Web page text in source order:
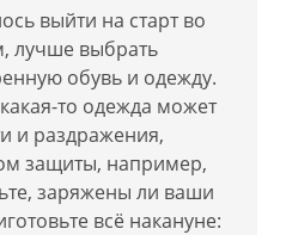
выйти на старт во
лучше выбрать
обувь и одежду.
то одежда может
и раздражения,
защиты, например,
заряжены ли ваши
всё накануне: